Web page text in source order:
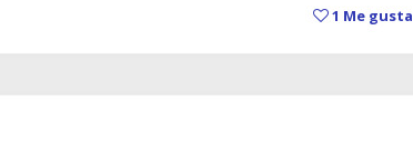
1 Me gusta